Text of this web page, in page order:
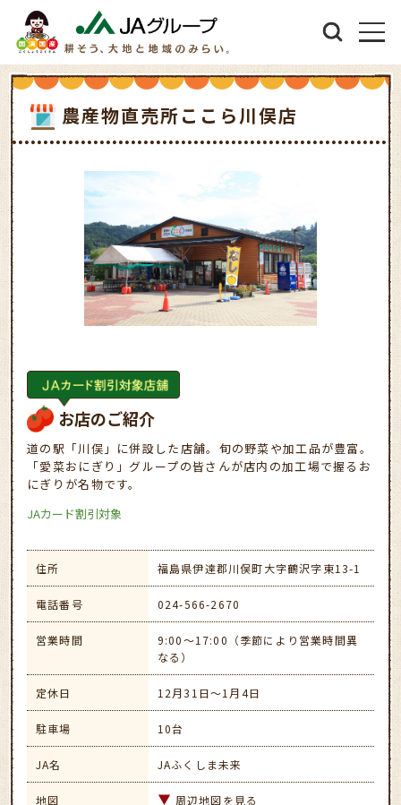
農産物直売所ここら川俣店
お店のご紹介
道の駅「川俣」に併設した店舗。旬の野菜や加工品が豊富。
「愛菜おにぎり」グループの皆さんが店内の加工場で握るお
にぎりが名物です。
JAカード割引対象
住所 福島県伊達郡川俣町大字鶴沢字東13-1
電話番号 024-566-2670
営業時間
9:00～17:00（季節により営業時間異
なる）
定休日 12月31日～1月4日
駐車場 10台
JA名 JAふくしま未来
地図 周辺地図を見る